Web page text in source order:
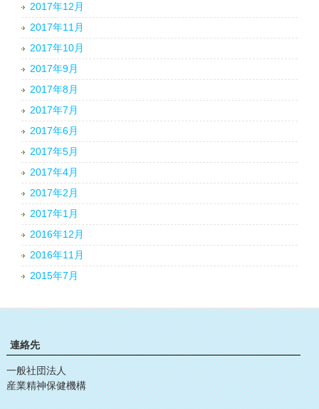
2017年12月
2017年11月
2017年10月
2017年9月
2017年8月
2017年7月
2017年6月
2017年5月
2017年4月
2017年2月
2017年1月
2016年12月
2016年11月
2015年7月
連絡先
一般社団法人
産業精神保健機構